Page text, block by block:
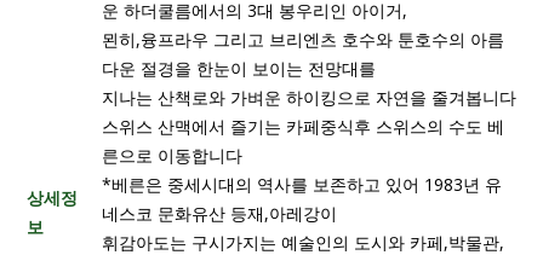
상세정
보
운 하더쿨름에서의 3대 봉우리인 아이거,
묀히,융프라우 그리고 브리엔츠 호수와 툰호수의 아름
다운 절경을 한눈이 보이는 전망대를
지나는 산책로와 가벼운 하이킹으로 자연을 줄겨봅니다
스위스 산맥에서 즐기는 카페중식후 스위스의 수도 베
른으로 이동합니다
*베른은 중세시대의 역사를 보존하고 있어 1983년 유
네스코 문화유산 등재,아레강이
휘감아도는 구시가지는 예술인의 도시와 카페,박물관,